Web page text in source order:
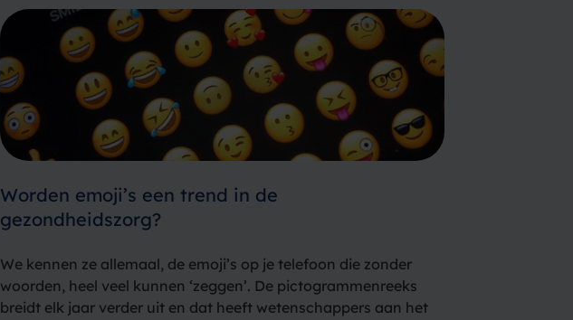
Worden emoji’s een trend in de
gezondheidszorg?
We kennen ze allemaal, de emoji’s op je telefoon die zonder
woorden, heel veel kunnen ‘zeggen’. De pictogrammenreeks
breidt elk jaar verder uit en dat heeft wetenschappers aan het